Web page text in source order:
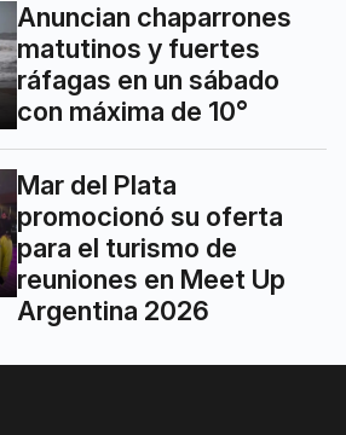
Anuncian chaparrones
matutinos y fuertes
ráfagas en un sábado
con máxima de 10°
Mar del Plata
promocionó su oferta
para el turismo de
reuniones en Meet Up
Argentina 2026